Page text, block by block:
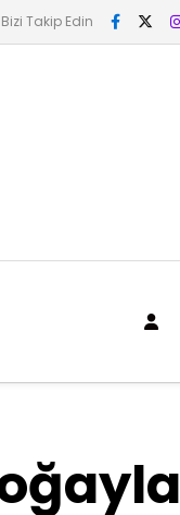
Bizi Takip Edin